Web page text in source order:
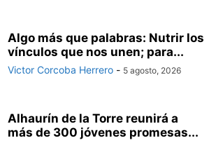
Algo más que palabras: Nutrir los
vínculos que nos unen; para...
Victor Corcoba Herrero - 5 agosto, 2026
Alhaurín de la Torre reunirá a
más de 300 jóvenes promesas...